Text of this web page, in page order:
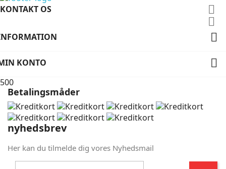
KONTAKT OS



KONTO 
500
Betalingsmåder
nyhedsbrev
Her kan du tilmelde dig vores Nyhedsmail